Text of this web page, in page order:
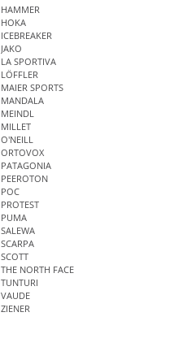
HAMMER
HOKA
ICEBREAKER
JAKO
LA SPORTIVA
LÖFFLER
MAIER SPORTS
MANDALA
MEINDL
MILLET
O'NEILL
ORTOVOX
PATAGONIA
PEEROTON
POC
PROTEST
PUMA
SALEWA
SCARPA
SCOTT
THE NORTH FACE
TUNTURI
VAUDE
ZIENER